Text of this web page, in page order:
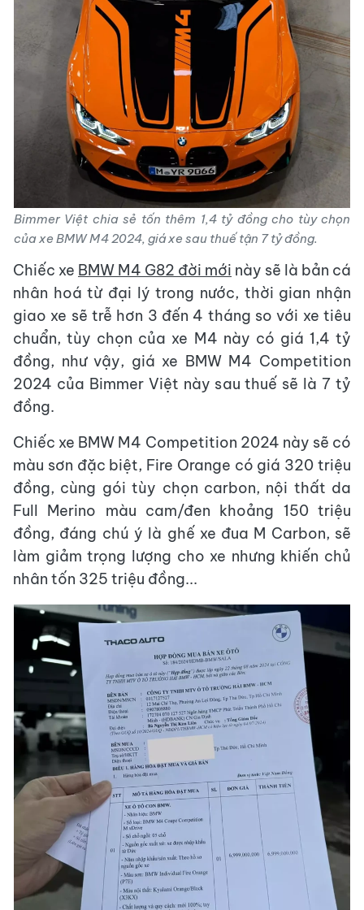
Bimmer Việt chia sẻ tốn thêm 1,4 tỷ đồng cho tùy chọn
của xe BMW M4 2024, giá xe sau thuế tận 7 tỷ đồng.
Chiếc xe BMW M4 G82 đời mới này sẽ là bản cá
nhân hoá từ đại lý trong nước, thời gian nhận
giao xe sẽ trễ hơn 3 đến 4 tháng so với xe tiêu
chuẩn, tùy chọn của xe M4 này có giá 1,4 tỷ
đồng, như vậy, giá xe BMW M4 Competition
2024 của Bimmer Việt này sau thuế sẽ là 7 tỷ
đồng.
Chiếc xe BMW M4 Competition 2024 này sẽ có
màu sơn đặc biệt, Fire Orange có giá 320 triệu
đồng, cùng gói tùy chọn carbon, nội thất da
Full Merino màu cam/đen khoảng 150 triệu
đồng, đáng chú ý là ghế xe đua M Carbon, sẽ
làm giảm trọng lượng cho xe nhưng khiến chủ
nhân tốn 325 triệu đồng...